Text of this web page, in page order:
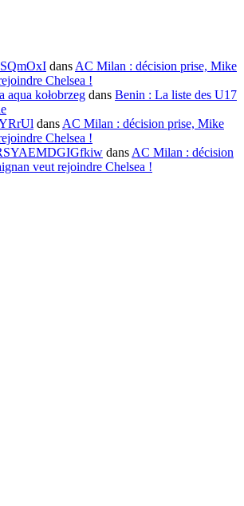
dans AC Milan : décision prise, Mike
Chelsea !
aqua kołobrzeg dans Benin : La liste des U17
dans AC Milan : décision prise, Mike
Chelsea !
dans AC Milan : décision
veut rejoindre Chelsea !